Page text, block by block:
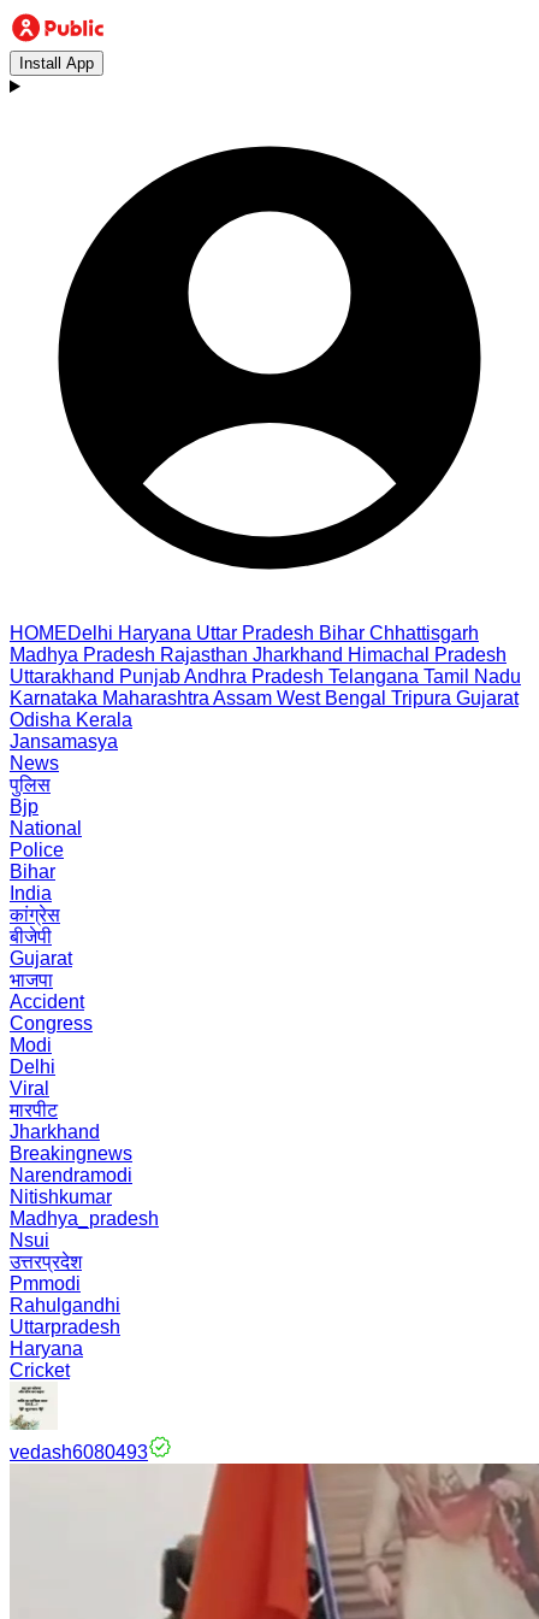
Install App
HOMEDelhi Haryana Uttar Pradesh Bihar Chhattisgarh
Madhya Pradesh Rajasthan Jharkhand Himachal Pradesh
Uttarakhand PunjabAndhra Pradesh Telangana Tamil Nadu
Karnataka Maharashtra Assam West Bengal Tripura Gujarat
Odisha Kerala
Jansamasya
News
पुलिस
Bjp
National
Police
Bihar
India
कांग्रेस
बीजेपी
Gujarat
भाजपा
Accident
Congress
Modi
Delhi
Viral
मारपीट
Jharkhand
Breakingnews
Narendramodi
Nitishkumar
Madhya_pradesh
Nsui
उत्तरप्रदेश
Pmmodi
Rahulgandhi
Uttarpradesh
Haryana
Cricket
vedash6080493